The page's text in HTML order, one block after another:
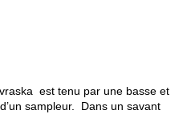
est tenu par une basse et
sampleur. Dans un savant